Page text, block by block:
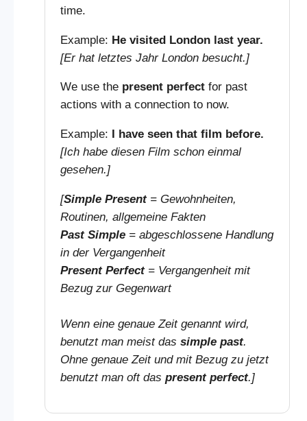
time.
Example: He visited London last year.
[Er hat letztes Jahr London besucht.]
We use the present perfectfor past
actions with a connection to now.
Example: I have seen that film before.
[Ich habe diesen Film schon einmal
gesehen.]
[Simple Present= Gewohnheiten,
Routinen, allgemeine Fakten
Past Simple= abgeschlossene Handlung
in der Vergangenheit
Present Perfect= Vergangenheit mit
Bezug zur Gegenwart
Wenn eine genaue Zeit genannt wird,
benutzt man meist das simple past.
Ohne genaue Zeit und mit Bezug zu jetzt
benutzt man oft das present perfect.]